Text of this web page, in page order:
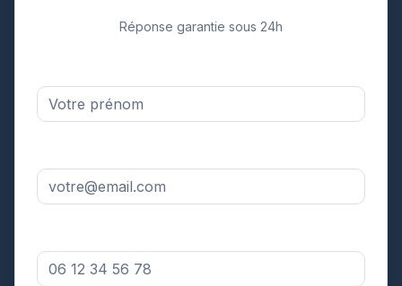
Réponse garantie sous 24h